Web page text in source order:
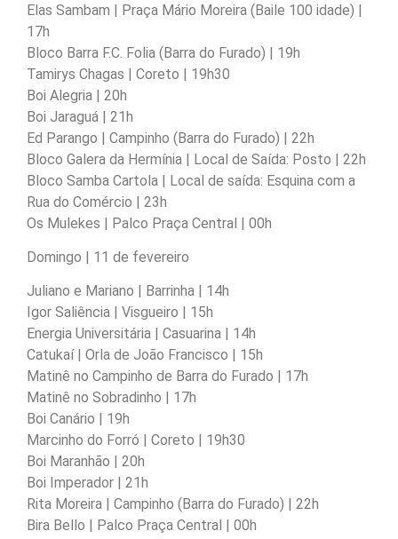
Elas Sambam | Praça Mário Moreira (Baile 100 idade) |
17h
Bloco Barra F.C. Folia (Barra do Furado) | 19h
Tamirys Chagas | Coreto | 19h30
Boi Alegria | 20h
Boi Jaraguá | 21h
Ed Parango | Campinho (Barra do Furado) | 22h
Bloco Galera da Hermínia | Local de Saída: Posto | 22h
Bloco Samba Cartola | Local de saída: Esquina com a
Rua do Comércio | 23h
Os Mulekes | Palco Praça Central | 00h
Domingo | 11 de fevereiro
Juliano e Mariano | Barrinha | 14h
Igor Saliência | Visgueiro | 15h
Energia Universitária | Casuarina | 14h
Catukaí | Orla de João Francisco | 15h
Matinê no Campinho de Barra do Furado | 17h
Matinê no Sobradinho | 17h
Boi Canário | 19h
Marcinho do Forró | Coreto | 19h30
Boi Maranhão | 20h
Boi Imperador | 21h
Rita Moreira | Campinho (Barra do Furado) | 22h
Bira Bello | Palco Praça Central | 00h